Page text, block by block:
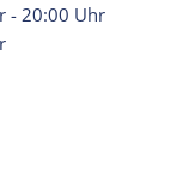
- 20:00 Uhr